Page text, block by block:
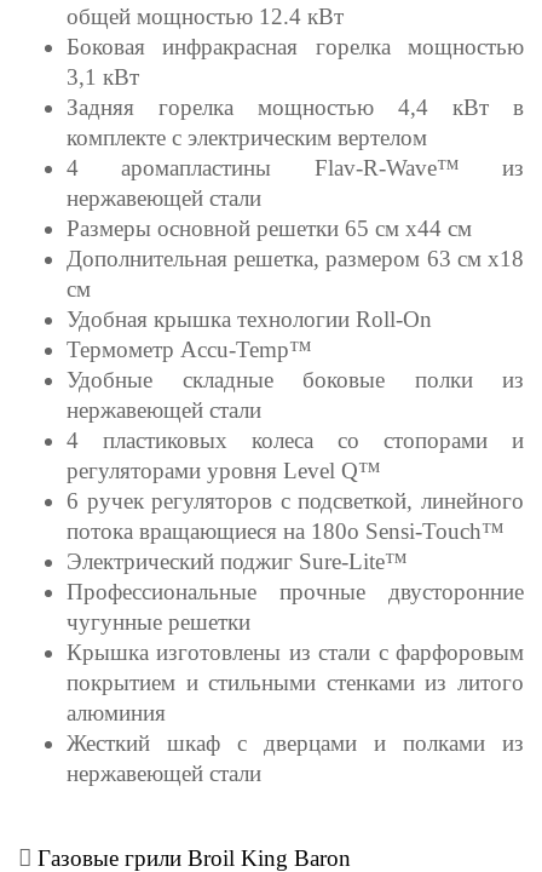
общей мощностью 12.4 кВт
Боковая инфракрасная горелка мощностью
3,1 кВт
Задняя горелка мощностью 4,4 кВт в
комплекте с электрическим вертелом
4 аромапластины Flav-R-Wave™ из
нержавеющей стали
Размеры основной решетки 65 см х44 см
Дополнительная решетка, размером 63 см х18
см
Удобная крышка технологии Roll-On
Термометр Accu-Temp™
Удобные складные боковые полки из
нержавеющей стали
4 пластиковых колеса со стопорами и
регуляторами уровня Level Q™
6 ручек регуляторов с подсветкой, линейного
потока вращающиеся на 180о Sensi-Touch™
Электрический поджиг Sure-Lite™
Профессиональные прочные двусторонние
чугунные решетки
Крышка изготовлены из стали с фарфоровым
покрытием и стильными стенками из литого
алюминия
Жесткий шкаф с дверцами и полками из
нержавеющей стали
Газовые грили Broil King Baron